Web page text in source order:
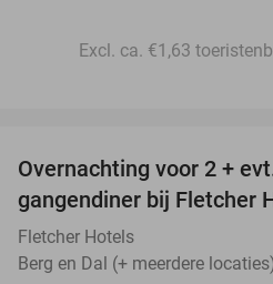
Excl. ca. €1,63
Overnachting voor 2 +
gangendiner bij Fletcher
Fletcher Hotels
Berg en Dal (+ meerdere